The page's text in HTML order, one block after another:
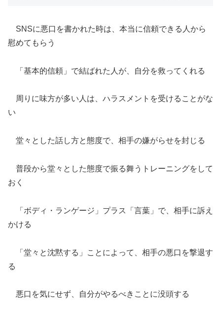
SNSに悪口を書かれた時は、本当に信頼できる人から
慰めてもらう
「基本的信頼」で結ばれた人が、自分を救ってくれる
周りに味方が多い人は、ハラスメントを受けることがな
い
堂々とした話し方と態度で、相手の嫌がらせを封じる
普段から堂々とした態度で振る舞うトレーニングをして
おく
「ボディ・ランゲージ」プラス「言葉」で、相手に訴え
かける
「堂々と沈黙する」ことによって、相手の悪口を撃退す
る
悪口を気にせず、自分がやるべきことに没頭する